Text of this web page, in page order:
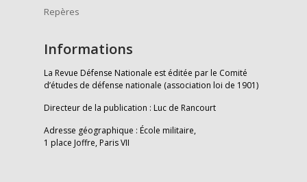
Repères
Informations
La Revue Défense Nationale est éditée par le Comité
d’études de défense nationale (association loi de 1901)
Directeur de la publication : Luc de Rancourt
Adresse géographique : École militaire,
1 place Joffre, Paris VII